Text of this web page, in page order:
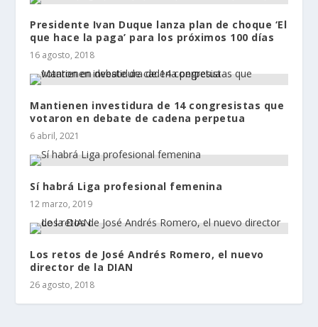
Presidente Ivan Duque lanza plan de choque ‘El
que hace la paga’ para los próximos 100 días
16 agosto, 2018
Mantienen investidura de 14 congresistas que
votaron en debate de cadena perpetua
6 abril, 2021
Sí habrá Liga profesional femenina
12 marzo, 2019
Los retos de José Andrés Romero, el nuevo
director de la DIAN
26 agosto, 2018